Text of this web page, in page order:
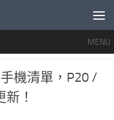
MENU
0
機清單，P20 /
！